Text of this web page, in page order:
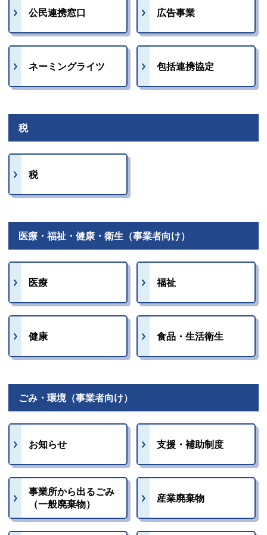
公民連携窓口 広告事業
ネーミングライツ 包括連携協定
税
税
医療・福祉・健康・衛生（事業者向け）
医療 福祉
健康 食品・生活衛生
ごみ・環境（事業者向け）
お知らせ 支援・補助制度
事業所から出るごみ
（一般廃棄物）
産業廃棄物